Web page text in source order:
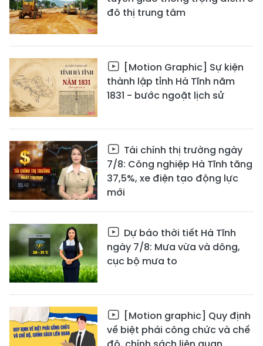
đô thị trung tâm
[Motion Graphic] Sự kiện
thành lập tỉnh Hà Tĩnh năm
1831 - bước ngoặt lịch sử
Tài chính thị trường ngày
7/8: Công nghiệp Hà Tĩnh tăng
37,5%, xe điện tạo động lực
mới
Dự báo thời tiết Hà Tĩnh
ngày 7/8: Mưa vừa và dông,
cục bộ mưa to
[Motion graphic] Quy định
về biệt phái công chức và chế